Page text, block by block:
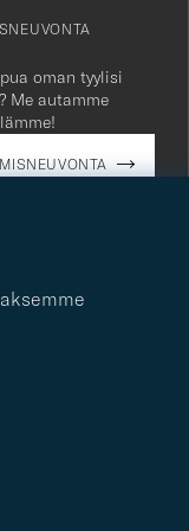
oman tyylisi
Me autamme